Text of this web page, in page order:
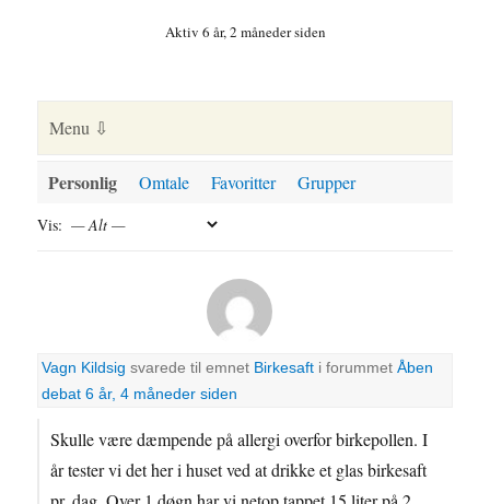
Aktiv 6 år, 2 måneder siden
Personlig Omtale Favoritter Grupper
Vis:
Vagn Kildsig svarede til emnet Birkesaft i forummetÅben
debat 6 år, 4 måneder siden
Skulle være dæmpende på allergi overfor birkepollen. I
år tester vi det her i huset ved at drikke et glas birkesaft